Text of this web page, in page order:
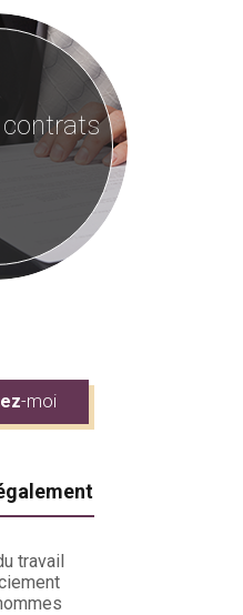
-moi
travail